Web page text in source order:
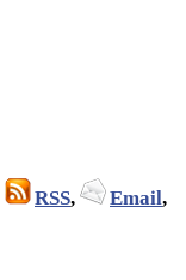
RSS, Email,